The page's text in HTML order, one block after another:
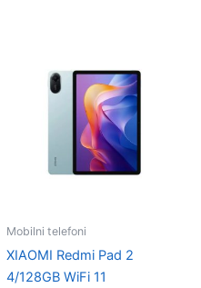
Mobilni telefoni
XIAOMI Redmi Pad 2
4/128GB WiFi 11